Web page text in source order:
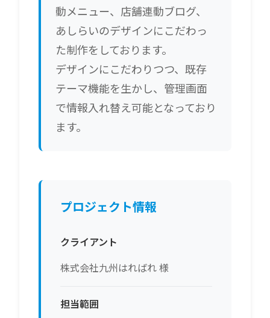
動メニュー、店舗連動ブログ、
あしらいのデザインにこだわっ
た制作をしております。
デザインにこだわりつつ、既存
テーマ機能を生かし、管理画面
で情報入れ替え可能となっており
ます。
プロジェクト情報
クライアント
株式会社九州はればれ 様
担当範囲